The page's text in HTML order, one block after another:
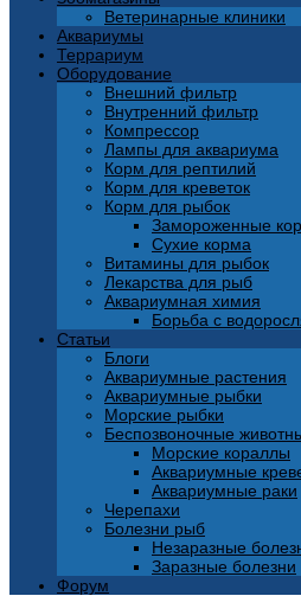
Ветеринарные клиники
Аквариумы
Террариум
Оборудование
Внешний фильтр
Внутренний фильтр
Компрессор
Лампы для аквариума
Корм для рептилий
Корм для креветок
Корм для рыбок
Замороженные
Сухие корма
Витамины для рыбок
Лекарства для рыб
Аквариумная химия
Борьба с
Статьи
Блоги
Аквариумные растения
Аквариумные рыбки
Морские рыбки
Беспозвоночные
Морские кораллы
Аквариумные
Аквариумные раки
Черепахи
Болезни рыб
Незаразные
Заразные болезни
Форум